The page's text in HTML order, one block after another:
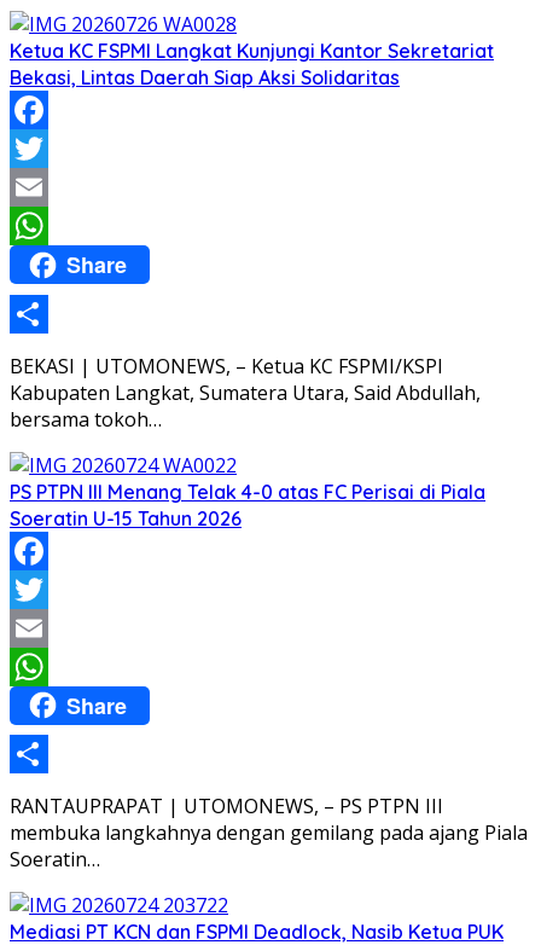
Ketua KC FSPMI Langkat Kunjungi Kantor Sekretariat
Bekasi, Lintas Daerah Siap Aksi Solidaritas
Facebook
Twitter
Email
WhatsApp
Share
Share
BEKASI | UTOMONEWS, – Ketua KC FSPMI/KSPI
Kabupaten Langkat, Sumatera Utara, Said Abdullah,
bersama tokoh…
PS PTPN III Menang Telak 4-0 atas FC Perisai di Piala
Soeratin U-15 Tahun 2026
Facebook
Twitter
Email
WhatsApp
Share
Share
RANTAUPRAPAT | UTOMONEWS, – PS PTPN III
membuka langkahnya dengan gemilang pada ajang Piala
Soeratin…
Mediasi PT KCN dan FSPMI Deadlock, Nasib Ketua PUK